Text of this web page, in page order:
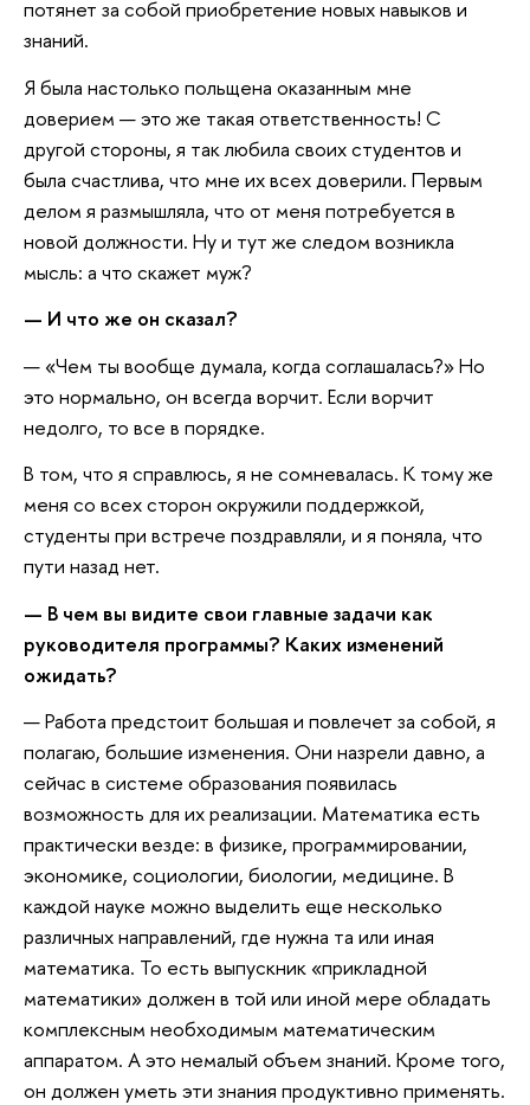
потянет за собой приобретение новых навыков и
знаний.
Я была настолько польщена оказанным мне
доверием — это же такая ответственность! С
другой стороны, я так любила своих студентов и
была счастлива, что мне их всех доверили. Первым
делом я размышляла, что от меня потребуется в
новой должности. Ну и тут же следом возникла
мысль: а что скажет муж?
— И что же он сказал?
— «Чем ты вообще думала, когда соглашалась?» Но
это нормально, он всегда ворчит. Если ворчит
недолго, то все в порядке.
В том, что я справлюсь, я не сомневалась. К тому же
меня со всех сторон окружили поддержкой,
студенты при встрече поздравляли, и я поняла, что
пути назад нет.
— В чем вы видите свои главные задачи как
руководителя программы? Каких изменений
ожидать?
— Работа предстоит большая и повлечет за собой, я
полагаю, большие изменения. Они назрели давно, а
сейчас в системе образования появилась
возможность для их реализации. Математика есть
практически везде: в физике, программировании,
экономике, социологии, биологии, медицине. В
каждой науке можно выделить еще несколько
различных направлений, где нужна та или иная
математика. То есть выпускник «прикладной
математики» должен в той или иной мере обладать
комплексным необходимым математическим
аппаратом. А это немалый объем знаний. Кроме того,
он должен уметь эти знания продуктивно применять.